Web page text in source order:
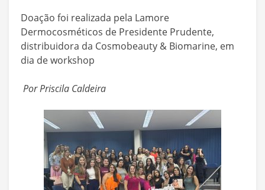
Doação foi realizada pela Lamore
Dermocosméticos de Presidente Prudente,
distribuidora da Cosmobeauty & Biomarine, em
dia de workshop
Por Priscila Caldeira